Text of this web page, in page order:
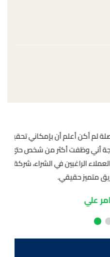
معها على الإطلاق.